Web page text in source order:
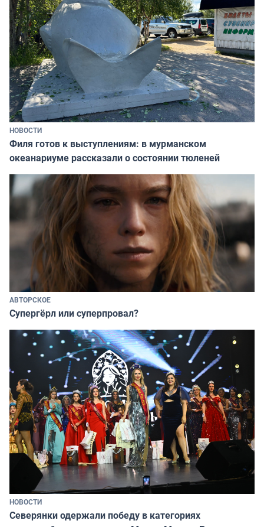
НОВОСТИ
Филя готов к выступлениям: в мурманском
океанариуме рассказали о состоянии тюленей
АВТОРСКОЕ
Супергёрл или суперпровал?
НОВОСТИ
Северянки одержали победу в категориях